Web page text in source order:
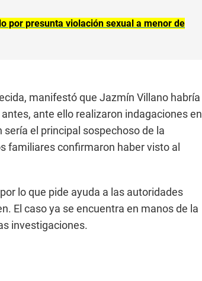
por presunta violación sexual a menor de
manifestó que Jazmín Villano habría
ante ello realizaron indagaciones en
el principal sospechoso de la
familiares confirmaron haber visto al
lo que pide ayuda a las autoridades
El caso ya se encuentra en manos de la
investigaciones.